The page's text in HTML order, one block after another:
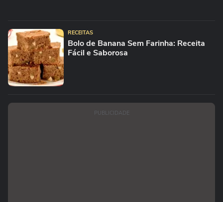
RECEITAS
Bolo de Banana Sem Farinha: Receita
Fácil e Saborosa
PUBLICIDADE